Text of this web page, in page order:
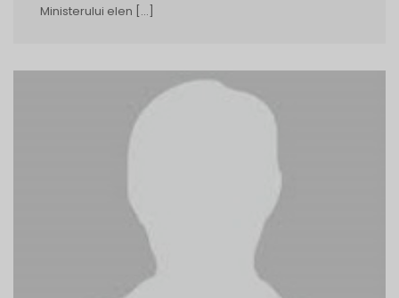
Ministerului elen […]